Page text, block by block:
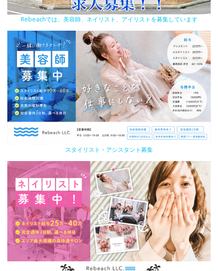
Rebeachでは、美容師、ネイリスト、アイリストを募集しています
スタイリスト・アシスタント募集